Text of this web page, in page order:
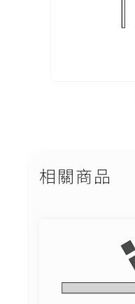
相關商品